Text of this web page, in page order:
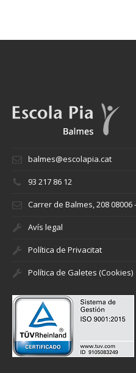
balmes@escolapia.cat
93 217 86 12
Carrer de Balmes, 208 08006
Avís legal
Política de Privacitat
Política de Galetes (Cookies)